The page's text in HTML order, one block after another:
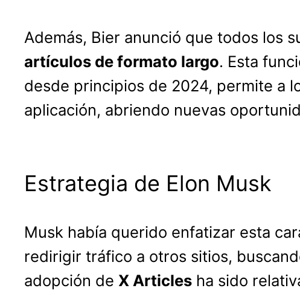
Además, Bier anunció que todos los
artículos de formato largo. Esta
desde principios de 2024, permite a
aplicación, abriendo nuevas
Estrategia de Elon Musk
Musk había querido enfatizar esta
redirigir tráfico a otros sitios,
adopción de X Articles ha sido